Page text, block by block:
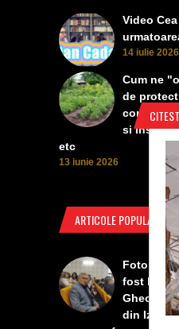
Video
14 iulie 2026
Cum ne
de
contra
si
etc
13 iunie 2026
ARTICOLE POPULARE
Foto
fost la
din